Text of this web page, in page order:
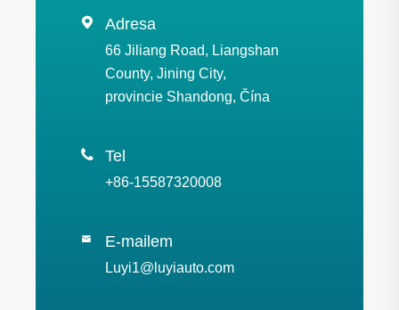
 Adresa
66 Jiliang Road, Liangshan
County, Jining City,
provincie Shandong, Čína
 Tel
+86-15587320008
 E-mailem
Luyi1@luyiauto.com